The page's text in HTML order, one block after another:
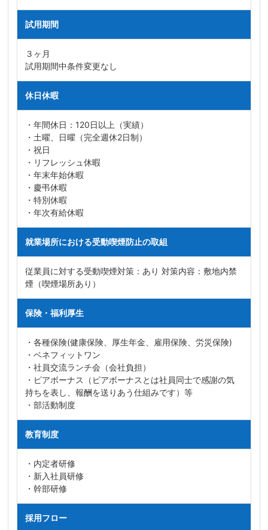
試用期間
３ヶ月
試用期間中条件変更なし
休日休暇
・年間休日：120日以上（実績）
・土曜、日曜（完全週休2日制）
・祝日
・リフレッシュ休暇
・年末年始休暇
・慶弔休暇
・特別休暇
・年次有給休暇
就業場所における受動喫煙防止の取組
従業員に対する受動喫煙対策：あり 対策内容：敷地内禁
煙（喫煙場所あり）
保険・福利厚生
・各種保険(健康保険、厚生年金、雇用保険、労災保険)
・ベネフィットワン
・社員交流ランチ会（会社負担）
・ピアボーナス（ピアボーナスとは社員同士で感謝の気
持ちを表し、報酬を送りあう仕組みです）等
・部活動制度
教育制度
・内定者研修
・新入社員研修
・幹部研修
採用フロー